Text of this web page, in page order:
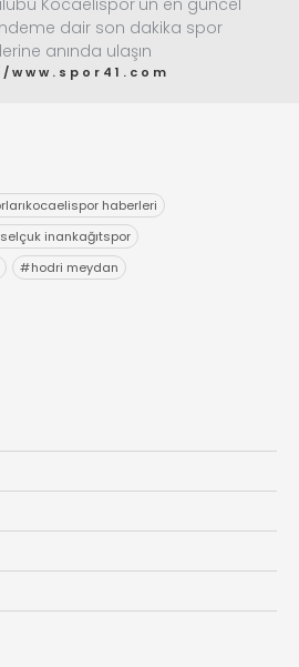
Kocaelispor'un en güncel
dair son dakika spor
anında ulaşın
haberleri
selçuk inankağıtspor
#hodri meydan
info@spor41.com